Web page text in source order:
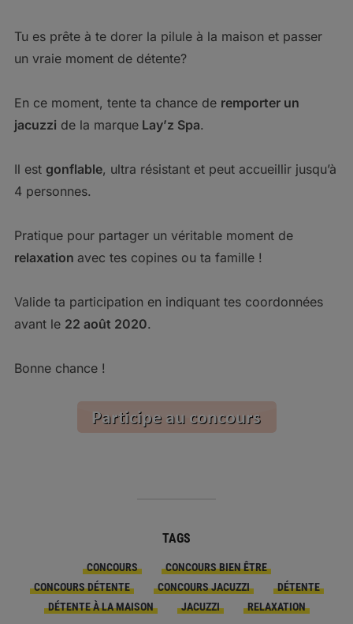
Tu es prête à te dorer la pilule à la maison et passer
un vraie moment de détente?
En ce moment, tente ta chance de remporter un
jacuzzi de la marqueLay’z Spa.
Il est gonflable, ultra résistant et peut accueillir jusqu’à
4 personnes.
Pratique pour partager un véritable moment de
relaxation avec tes copines ou ta famille !
Valide ta participation en indiquant tes coordonnées
avant le 22 août 2020.
Bonne chance !
TAGS
CONCOURS
CONCOURS BIEN ÊTRE
CONCOURS DÉTENTE
CONCOURS JACUZZI
DÉTENTE
DÉTENTE À LA MAISON
JACUZZI RELAXATION